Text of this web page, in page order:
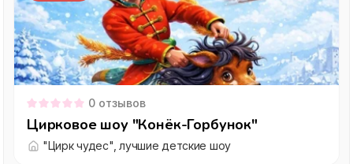
0 отзывов
Цирковое шоу "Конёк-Горбунок"
"Цирк чудес", лучшие детские шоу